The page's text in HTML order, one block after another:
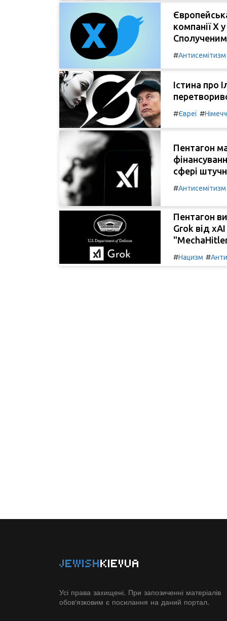
компанії Х
#Антисемітизм
Істина про
#Євреї #
Пентагон
сфері
#Антисемітизм
Пентагон
Grok від
#Нацизм #
JEWISHKIEVUA
Усі права захищені. При запозиченні матеріалів
обов'язковим є посилання на даний портал.